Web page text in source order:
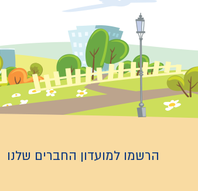
הרשמו למועדון החברים שלנו